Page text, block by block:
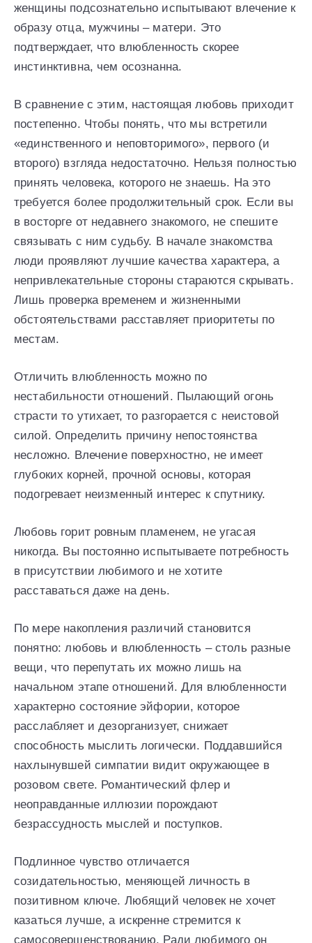
женщины подсознательно испытывают влечение к
образу отца, мужчины – матери. Это
подтверждает, что влюбленность скорее
инстинктивна, чем осознанна.
В сравнение с этим, настоящая любовь приходит
постепенно. Чтобы понять, что мы встретили
«единственного и неповторимого», первого (и
второго) взгляда недостаточно. Нельзя полностью
принять человека, которого не знаешь. На это
требуется более продолжительный срок. Если вы
в восторге от недавнего знакомого, не спешите
связывать с ним судьбу. В начале знакомства
люди проявляют лучшие качества характера, а
непривлекательные стороны стараются скрывать.
Лишь проверка временем и жизненными
обстоятельствами расставляет приоритеты по
местам.
Отличить влюбленность можно по
нестабильности отношений. Пылающий огонь
страсти то утихает, то разгорается с неистовой
силой. Определить причину непостоянства
несложно. Влечение поверхностно, не имеет
глубоких корней, прочной основы, которая
подогревает неизменный интерес к спутнику.
Любовь горит ровным пламенем, не угасая
никогда. Вы постоянно испытываете потребность
в присутствии любимого и не хотите
расставаться даже на день.
По мере накопления различий становится
понятно: любовь и влюбленность – столь разные
вещи, что перепутать их можно лишь на
начальном этапе отношений. Для влюбленности
характерно состояние эйфории, которое
расслабляет и дезорганизует, снижает
способность мыслить логически. Поддавшийся
нахлынувшей симпатии видит окружающее в
розовом свете. Романтический флер и
неоправданные иллюзии порождают
безрассудность мыслей и поступков.
Подлинное чувство отличается
созидательностью, меняющей личность в
позитивном ключе. Любящий человек не хочет
казаться лучше, а искренне стремится к
самосовершенствованию. Ради любимого он